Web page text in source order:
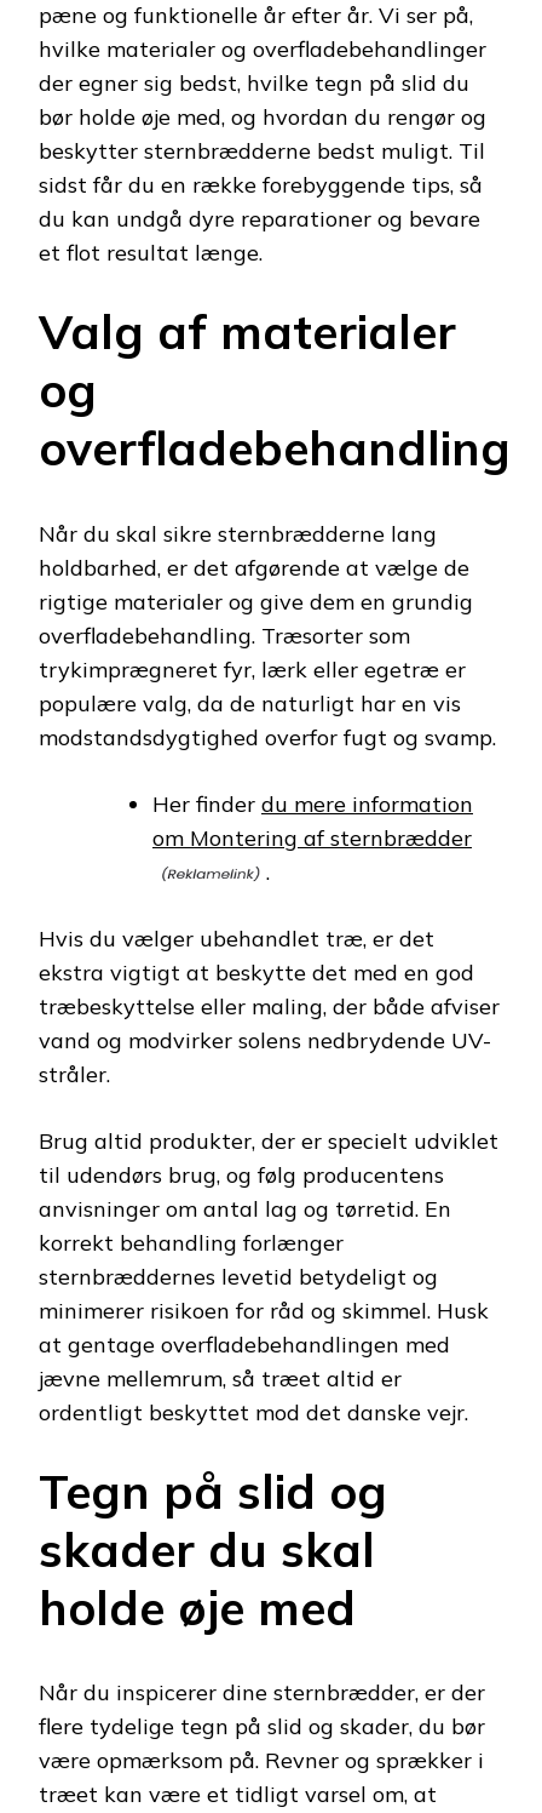
pæne og funktionelle år efter år. Vi ser på,
hvilke materialer og overfladebehandlinger
der egner sig bedst, hvilke tegn på slid du
bør holde øje med, og hvordan du rengør og
beskytter sternbrædderne bedst muligt. Til
sidst får du en række forebyggende tips, så
du kan undgå dyre reparationer og bevare
et flot resultat længe.
Valg af materialer
og
overfladebehandling
Når du skal sikre sternbrædderne lang
holdbarhed, er det afgørende at vælge de
rigtige materialer og give dem en grundig
overfladebehandling. Træsorter som
trykimprægneret fyr, lærk eller egetræ er
populære valg, da de naturligt har en vis
modstandsdygtighed overfor fugt og svamp.
Her finder du mere information
om Montering af sternbrædder
.
Hvis du vælger ubehandlet træ, er det
ekstra vigtigt at beskytte det med en god
træbeskyttelse eller maling, der både afviser
vand og modvirker solens nedbrydende UV-
stråler.
Brug altid produkter, der er specielt udviklet
til udendørs brug, og følg producentens
anvisninger om antal lag og tørretid. En
korrekt behandling forlænger
sternbræddernes levetid betydeligt og
minimerer risikoen for råd og skimmel. Husk
at gentage overfladebehandlingen med
jævne mellemrum, så træet altid er
ordentligt beskyttet mod det danske vejr.
Tegn på slid og
skader du skal
holde øje med
Når du inspicerer dine sternbrædder, er der
flere tydelige tegn på slid og skader, du bør
være opmærksom på. Revner og sprækker i
træet kan være et tidligt varsel om, at